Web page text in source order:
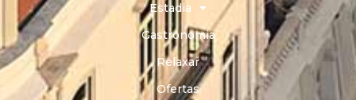
Estadia
Gastronomia
Relaxar
Ofertas